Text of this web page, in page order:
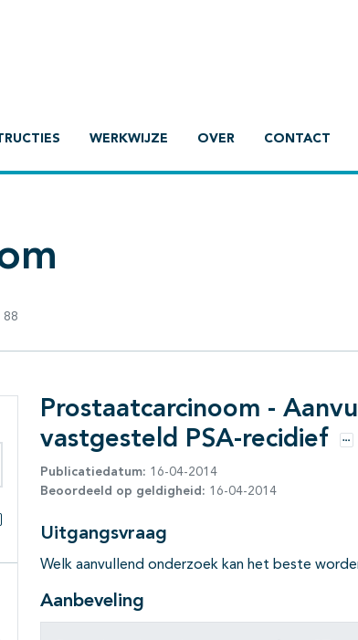
WERKWIJZE OVER CONTACT
88
binnen deze richtlijn
Alles openklappen
Prostaatcarcinoom -
vastgesteld PSA-recidief
Publicatiedatum: 16-04-2014
Beoordeeld op geldigheid: 16-04-2014
Uitgangsvraag
Welk aanvullend onderzoek kan het beste
Aanbeveling